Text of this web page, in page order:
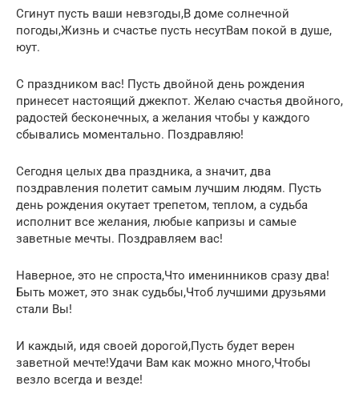
Сгинут пусть ваши невзгоды,В доме солнечной
погоды,Жизнь и счастье пусть несутВам покой в душе,
юут.
С праздником вас! Пусть двойной день рождения
принесет настоящий джекпот. Желаю счастья двойного,
радостей бесконечных, а желания чтобы у каждого
сбывались моментально. Поздравляю!
Сегодня целых два праздника, а значит, два
поздравления полетит самым лучшим людям. Пусть
день рождения окутает трепетом, теплом, а судьба
исполнит все желания, любые капризы и самые
заветные мечты. Поздравляем вас!
Наверное, это не спроста,Что именинников сразу два!
Быть может, это знак судьбы,Чтоб лучшими друзьями
стали Вы!
И каждый, идя своей дорогой,Пусть будет верен
заветной мечте!Удачи Вам как можно много,Чтобы
везло всегда и везде!